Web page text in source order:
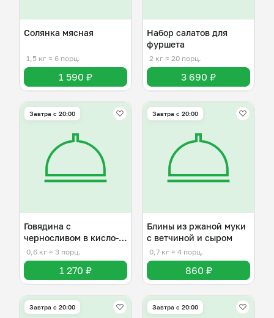
Солянка мясная
1,5 кг ≈ 6 порц.
1 590 ₽
Набор салатов для
фуршета
2 кг ≈ 20 порц.
3 690 ₽
Завтра c 20:00
Говядина с
черносливом в кисло-
сладком соусе
0,6 кг ≈ 3 порц.
1 270 ₽
Завтра c 20:00
Блины из ржаной муки
с ветчиной и сыром
0,7 кг ≈ 4 порц.
860 ₽
Завтра c 20:00 Завтра c 20:00